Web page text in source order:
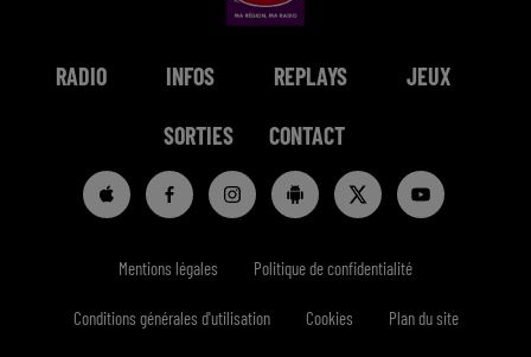
RADIO INFOS REPLAYS JEUX
SORTIES CONTACT
Mentions légales Politique de confidentialité
Conditions générales d'utilisation Cookies Plan du site